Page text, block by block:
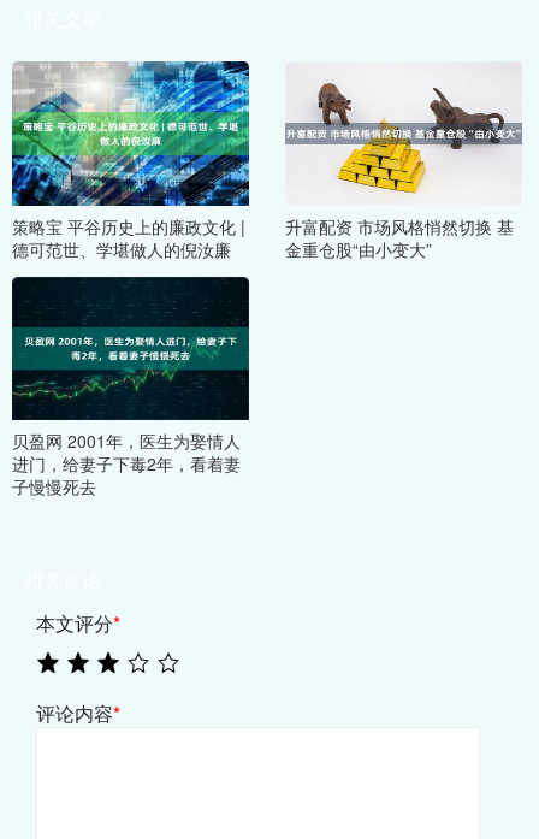
策略宝 平谷历史上的廉政文化 |
德可范世、学堪做人的倪汝廉
升富配资 市场风格悄然切换 基
金重仓股“由小变大”
贝盈网 2001年，医生为娶情人
进门，给妻子下毒2年，看着妻
子慢慢死去
本文评分*
评论内容*